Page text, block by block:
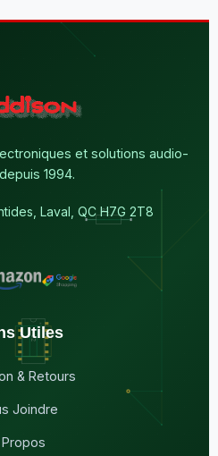
et solutions audio-
1994.
Laval, QC H7G 2T8
Utiles
& Retours
Joindre
Propos